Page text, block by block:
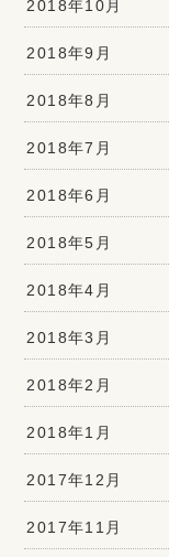
2018年10月
2018年9月
2018年8月
2018年7月
2018年6月
2018年5月
2018年4月
2018年3月
2018年2月
2018年1月
2017年12月
2017年11月